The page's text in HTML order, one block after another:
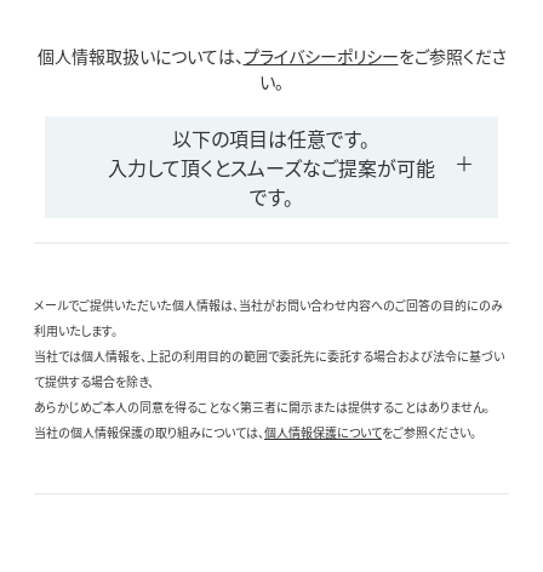
個人情報取扱いについては、プライバシーポリシーをご参照くださ
い。
以下の項目は任意です。
入力して頂くとスムーズなご提案が可能
です。
メールでご提供いただいた個人情報は、当社がお問い合わせ内容へのご回答の目的にのみ
利用いたします。
当社では個人情報を、上記の利用目的の範囲で委託先に委託する場合および法令に基づい
て提供する場合を除き、
あらかじめご本人の同意を得ることなく第三者に開示または提供することはありません。
当社の個人情報保護の取り組みについては、個人情報保護についてをご参照ください。